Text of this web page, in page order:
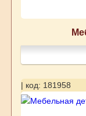
| код: 181958